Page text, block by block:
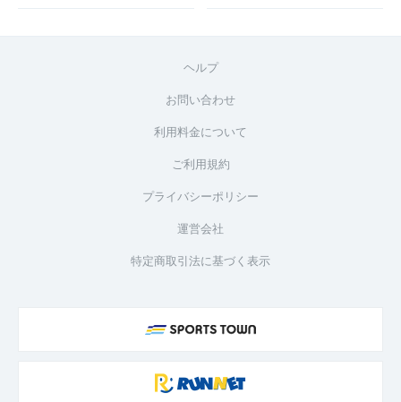
ヘルプ
お問い合わせ
利用料金について
ご利用規約
プライバシーポリシー
運営会社
特定商取引法に基づく表示